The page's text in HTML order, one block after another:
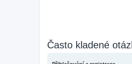
Často kladené